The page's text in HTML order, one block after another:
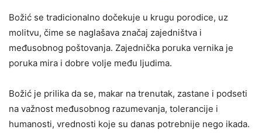
Božić se tradicionalno dočekuje u krugu porodice, uz
molitvu, čime se naglašava značaj zajedništva i
međusobnog poštovanja. Zajednička poruka vernika je
poruka mira i dobre volje među ljudima.
Božić je prilika da se, makar na trenutak, zastane i podseti
na važnost međusobnog razumevanja, tolerancije i
humanosti, vrednosti koje su danas potrebnije nego ikada.